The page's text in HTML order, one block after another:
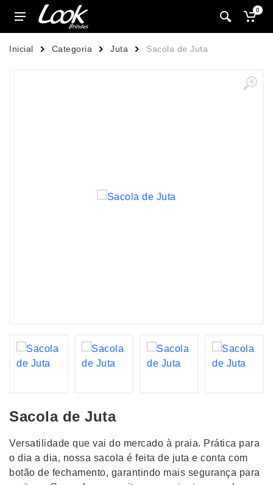
0
Inicial Categoria Juta Sacola de Juta
Sacola de Juta
Versatilidade que vai do mercado à praia. Prática para
o dia a dia, nossa sacola é feita de juta e conta com
botão de fechamento, garantindo mais segurança para